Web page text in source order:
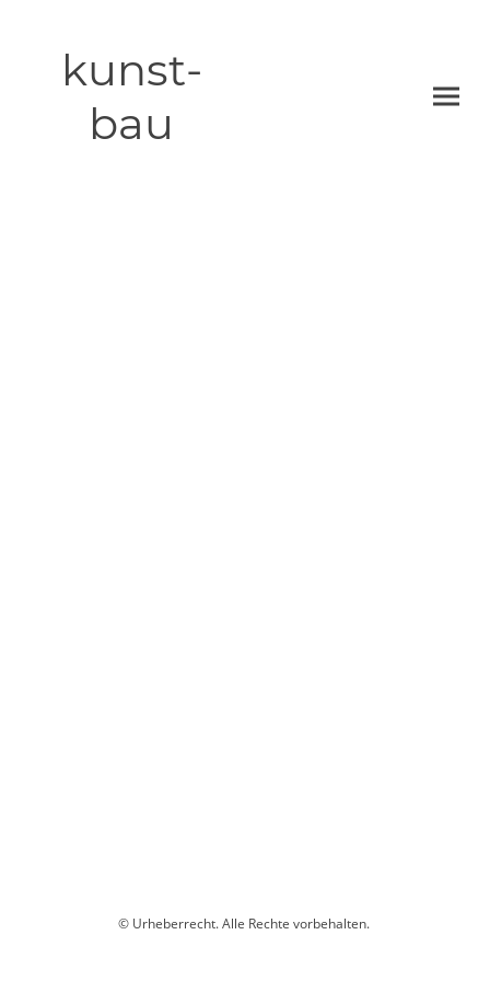
kunst-
bau
© Urheberrecht. Alle Rechte vorbehalten.